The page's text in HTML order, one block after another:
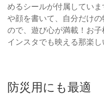
めるシールが付属してい
や顔を書いて、自分だけ
ので、遊び心が満載！お子
インスタでも映える那楽し
防災用にも最適